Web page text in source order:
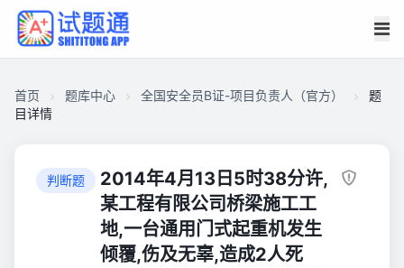
首页 题库中心 全国安全员B证-项目负责人（官方）
题
目详情
判断题
2014年4月13日5时38分许,
某工程有限公司桥梁施工工
地,一台通用门式起重机发生
倾覆,伤及无辜,造成2人死